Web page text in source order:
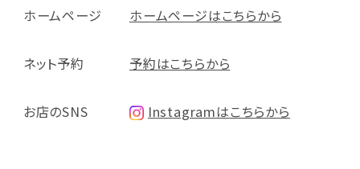
ホームページ ホームページはこちらから
ネット予約 予約はこちらから
お店のSNS Instagramはこちらから